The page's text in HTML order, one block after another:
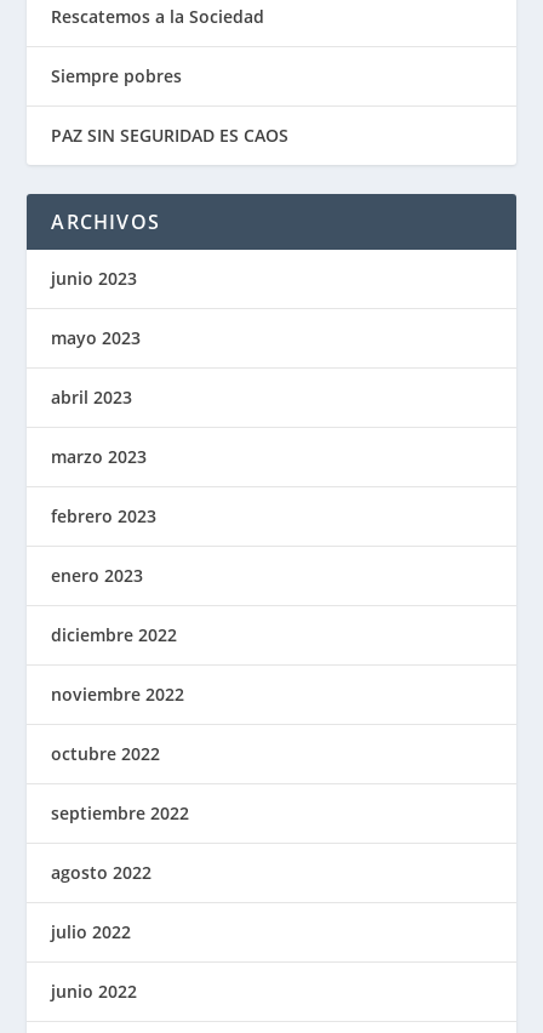
Rescatemos a la Sociedad
Siempre pobres
PAZ SIN SEGURIDAD ES CAOS
ARCHIVOS
junio 2023
mayo 2023
abril 2023
marzo 2023
febrero 2023
enero 2023
diciembre 2022
noviembre 2022
octubre 2022
septiembre 2022
agosto 2022
julio 2022
junio 2022